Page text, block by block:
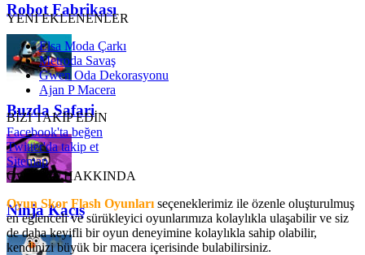
Robot Fabrikası
Buzda Safari
Ninja Kaçış
YENİ EKLENENLER
Elsa Moda Çarkı
Metroda Savaş
Gwen Oda Dekorasyonu
Ajan P Macera
BİZİ TAKİP EDİN
Facebook'ta beğen
Twitter'da takip et
Sitemap
OyunSkor HAKKINDA
Oyun Skor Flash Oyunları seçeneklerimiz ile özenle oluşturulmuş
en eğlenceli ve sürükleyici oyunlarımıza kolaylıkla ulaşabilir ve siz
de daha keyifli bir oyun deneyimine kolaylıkla sahip olabilir,
kendinizi büyük bir macera içerisinde bulabilirsiniz.